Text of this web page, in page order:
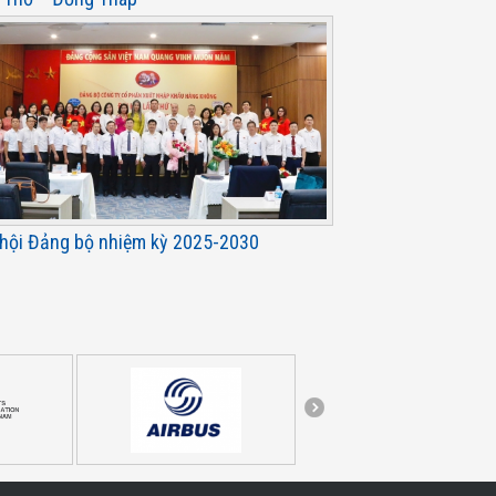
Đảng bộ nhiệm kỳ 2025-2030